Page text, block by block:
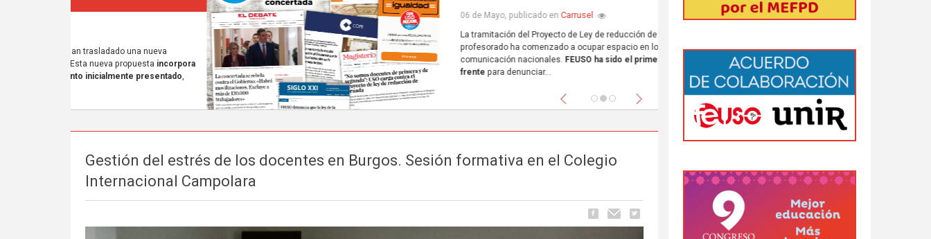
06 de Mayo, publicado enCarrusel
La tramitación del Proyecto de Ley de reducción de la jornada lectiva del
profesorado ha comenzado a ocupar espacio en los principales medios de
comunicación nacionales.FEUSO ha sido el primer sindicato en dar un paso al
frentepara denunciar...
Anterior Siguiente
Gestión del estrés de los docentes en Burgos. Sesión formativa en el Colegio
Internacional Campolara